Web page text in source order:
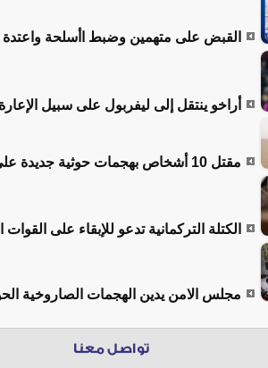
القبض على متهمين وضبط اأسلحة
أراخو ينتقل إلى ليفربول على سبيل الإعارة
مقتل 10 أشخاص بهجمات حوثية جديدة على مأرب اليمنية
الكتلة التركمانية تدعو للإبقاء على
مجلس الامن يدين الهجمات الصاروخية